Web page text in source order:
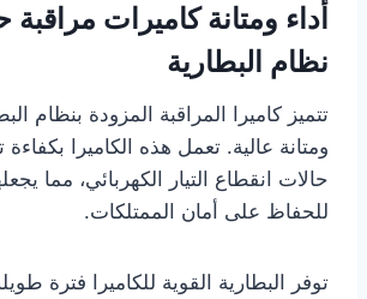
أداء ومتانة كاميرات
نظام البطارية
تتميز كاميرا المراقبة المزودة بنظام
ومتانة عالية. تعمل هذه الكاميرا
حالات انقطاع التيار الكهربائي، مما
للحفاظ على أمان الممتلكات.
توفر البطارية القوية للكاميرا فترة